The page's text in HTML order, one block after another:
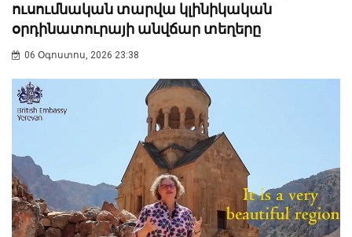
ուսումնական տարվա կլինիկական
օրդինատուրայի անվճար տեղերը
06 Օգոստոս, 2026 23:38